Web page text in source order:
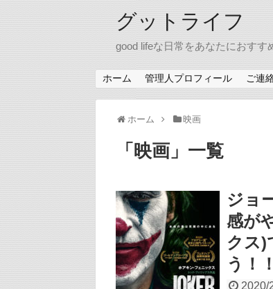
グットライフ
good lifeな日常をあなたにおすす
ホーム 管理人プロフィール ご連
ホーム 映画
「 映画 」 一覧
ジョ
感が
クス)
う！！
2020/